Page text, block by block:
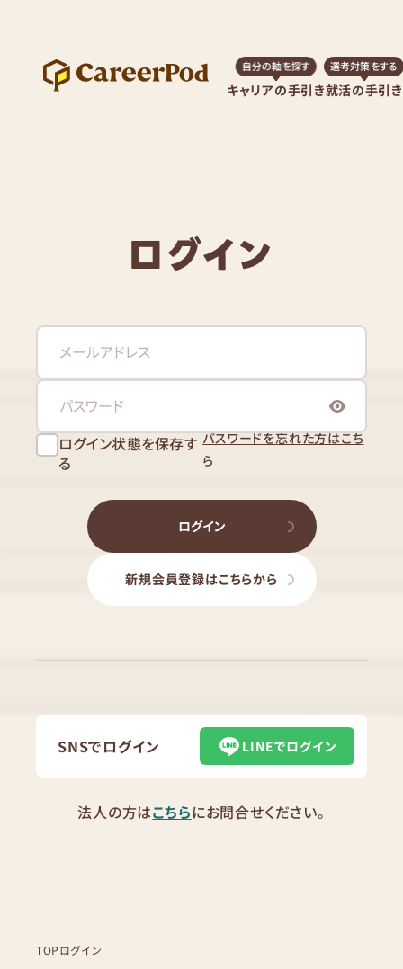
キャリアの手引き
自分の軸を探す
就活の手引き
選考対策をする
ログイン
ログイン状態を保存す
る
パスワードを忘れた方はこち
ら
ログイン
新規会員登録はこちらから
SNSでログイン LINEでログイン
法人の方はこちらにお問合せください。
TOPログイン